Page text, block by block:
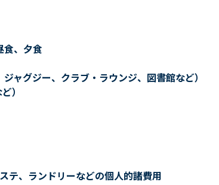
食、夕食
ャグジー、クラブ・ラウンジ、図書館など）
）
テ、ランドリーなどの個人的諸費用